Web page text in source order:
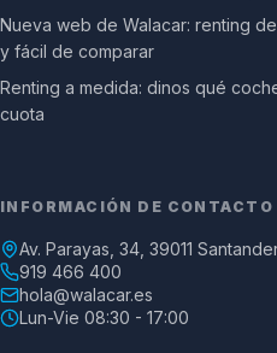
Nueva web de Walacar: renting
y fácil de comparar
Renting a medida: dinos qué
cuota
INFORMACIÓN DE CONTACTO
Av. Parayas, 34, 39011
919 466 400
hola@walacar.es
Lun-Vie 08:30 - 17:00